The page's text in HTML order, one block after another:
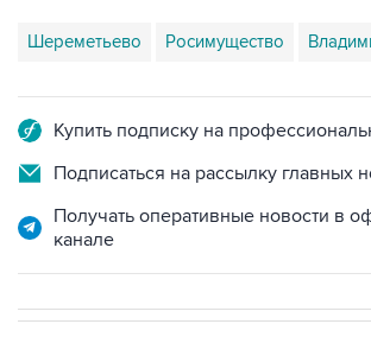
Шереметьево Росимущество
Купить подписку на
Подписаться на рассылку главных
Получать оперативные новости в
канале